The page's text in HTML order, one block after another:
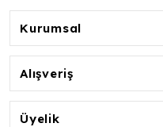
Kurumsal
Alışveriş
Üyelik